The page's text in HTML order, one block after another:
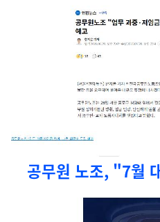
공무원 노조, "7월